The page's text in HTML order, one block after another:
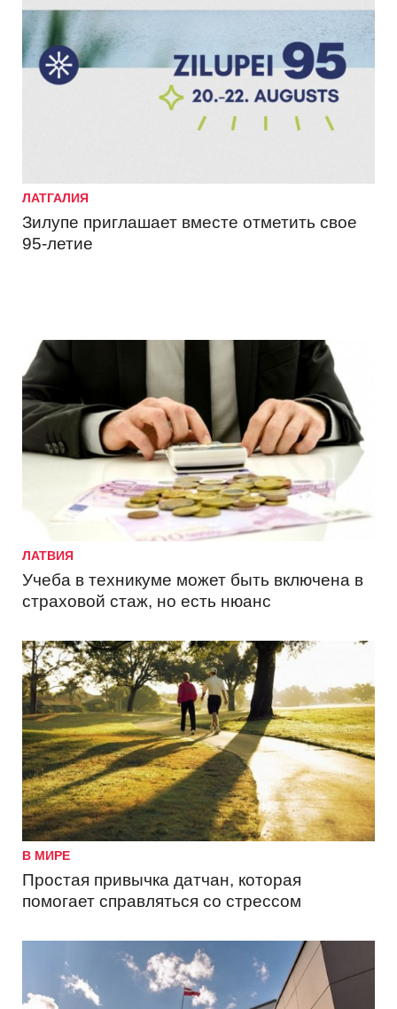
ЛАТГАЛИЯ
Зилупе приглашает вместе отметить свое
95-летие
ЛАТВИЯ
Учеба в техникуме может быть включена в
страховой стаж, но есть нюанс
В МИРЕ
Простая привычка датчан, которая
помогает справляться со стрессом